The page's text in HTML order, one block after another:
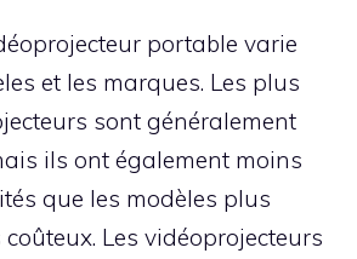
portable varie
et les marques. Les plus
sont généralement
ils ont également moins
que les modèles plus
Les vidéoprojecteurs